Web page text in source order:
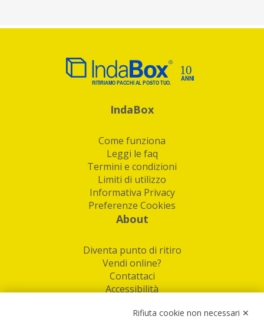
IndaBox
Come funziona
Leggi le faq
Termini e condizioni
Limiti di utilizzo
Informativa Privacy
Preferenze Cookies
About
Diventa punto di ritiro
Vendi online?
Contattaci
Accessibilità
Rifiuta cookie non necessari ✕